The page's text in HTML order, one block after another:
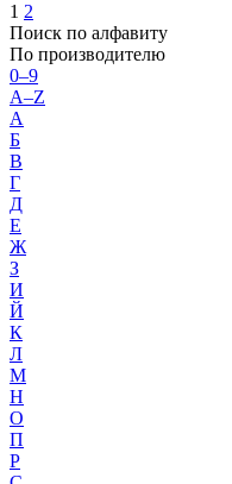
1 2
Поиск по алфавиту
По производителю
0–9
A–Z
А
Б
В
Г
Д
Е
Ж
З
И
Й
К
Л
М
Н
О
П
Р